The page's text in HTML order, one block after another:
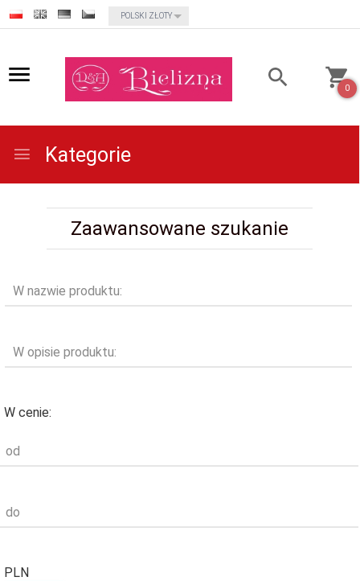
currency_h
POLSKI ZŁOTY
0
Kategorie
Zaawansowane szukanie
W nazwie produktu:
W opisie produktu:
W cenie:
od
do
PLN